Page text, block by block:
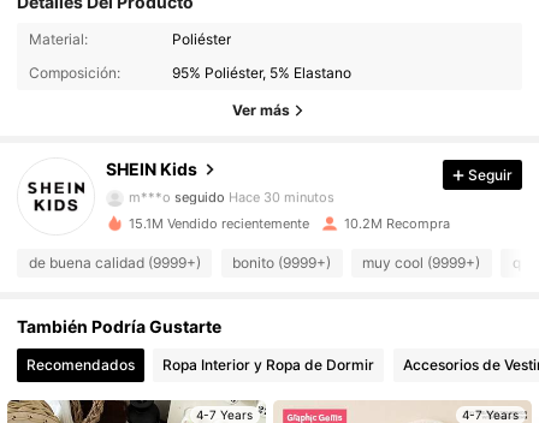
Material:
Poliéster
Composición:
95% Poliéster, 5% Elastano
Ver más
SHEIN Kids
807K Seguidores
807K Seguidores
4,94
m***o seguido Hace 30 minutos
4,94
4,94 807K Seguidores
4,94 807K Seguidores
4,94
Seguir
15.1M Vendido recientemente 10.2M Recompra
de buena calidad (9999+) bonito (9999+) muy cool (9999+)
También Podría Gustarte
Recomendados Ropa Interior y Ropa de Dormir Accesorios de
4-7 Years 4-7 Years